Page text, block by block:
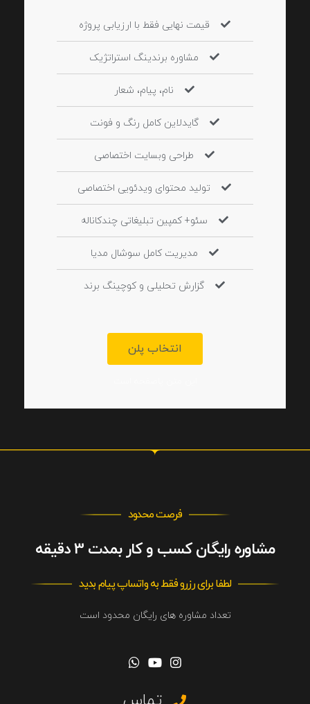
قیمت نهایی فقط با ارزیابی پروژه
مشاوره برندینگ استراتژیک
نام، پیام، شعار
گایدلاین کامل رنگ و فونت
طراحی وبسایت اختصاصی
تولید محتوای ویدئویی اختصاصی
سئو+ کمپین تبلیغاتی چندکاناله
مدیریت کامل سوشال مدیا
گزارش تحلیلی و کوچینگ برند
انتخاب پلن
فرصت محدود
مشاوره رایگان کسب و کار بمدت 3 دقیقه
لطفا برای رزرو فقط به واتساپ پیام بدید
تعداد مشاوره های رایگان محدود است